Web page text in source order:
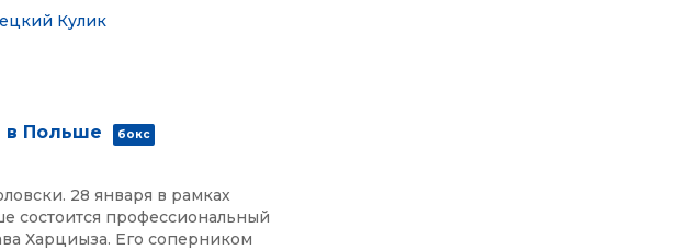
Кулик
в Польше бокс
28 января в рамках
состоится профессиональный
Харциыза. Его соперником